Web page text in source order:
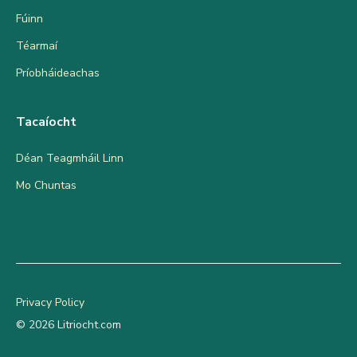
Fúinn
Téarmaí
Príobháideachas
Tacaíocht
Déan Teagmháil Linn
Mo Chuntas
© 2026 Litriocht.com
Privacy Policy